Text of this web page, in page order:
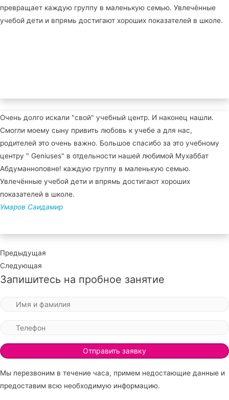
превращает каждую группу в маленькую семью. Увлечённые
учебой дети и впрямь достигают хороших показателей в школе.
Очень долго искали "свой" учебный центр. И наконец нашли.
Смогли моему сыну привить любовь к учебе а для нас,
родителей это очень важно. Большое спасибо за это учебному
центру " Geniuses" в отдельности нашей любимой Мухаббат
Абдуманноповне! каждую группу в маленькую семью.
Увлечённые учебой дети и впрямь достигают хороших
показателей в школе.
Умаров Саидамир
Предыдущая
Следующая
Запишитесь на пробное занятие
Мы перезвоним в течение часа, примем недостающие данные и
предоставим всю необходимую информацию.